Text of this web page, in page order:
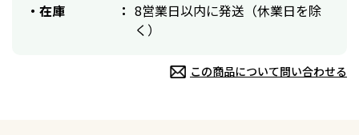
在庫
8営業日以内に発送（休業日を除
く）
この商品について問い合わせる